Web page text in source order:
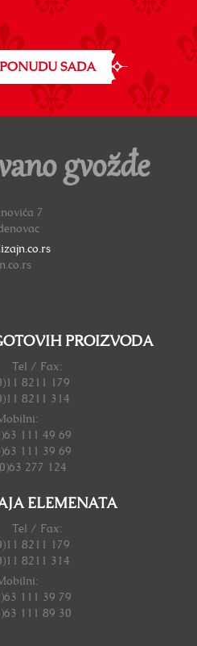
SADA
gvožđe
7
PROIZVODA
Tel / Fax:
8211 179
8211 314
111 49 69
111 39 69
277 124
ELEMENATA
Tel / Fax:
8211 179
8211 314
111 39 79
111 89 30